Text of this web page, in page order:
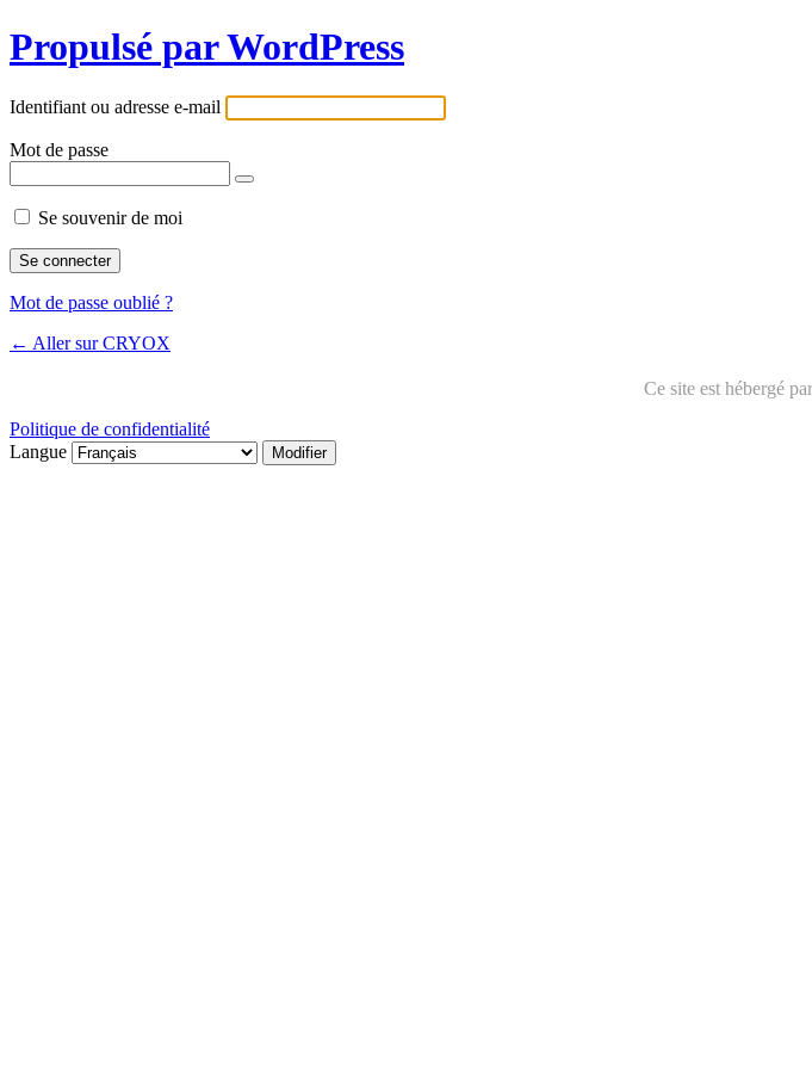
Propulsé par WordPress
Identifiant ou adresse e-mail
Mot de passe
Se souvenir de moi
Mot de passe oublié ?
← Aller sur CRYOX
Politique de confidentialité
Langue